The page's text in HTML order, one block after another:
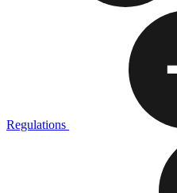
Regulations